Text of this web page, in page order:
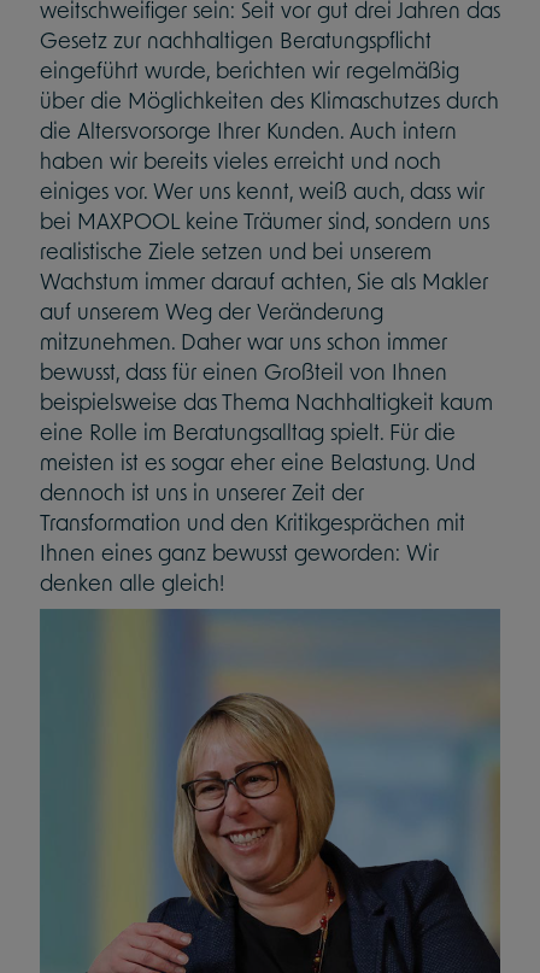
weitschweifiger sein: Seit vor gut drei Jahren das
Gesetz zur nachhaltigen Beratungspflicht
eingeführt wurde, berichten wir regelmäßig
über die Möglichkeiten des Klimaschutzes durch
die Altersvorsorge Ihrer Kunden. Auch intern
haben wir bereits vieles erreicht und noch
einiges vor. Wer uns kennt, weiß auch, dass wir
bei MAXPOOL keine Träumer sind, sondern uns
realistische Ziele setzen und bei unserem
Wachstum immer darauf achten, Sie als Makler
auf unserem Weg der Veränderung
mitzunehmen. Daher war uns schon immer
bewusst, dass für einen Großteil von Ihnen
beispielsweise das Thema Nachhaltigkeit kaum
eine Rolle im Beratungsalltag spielt. Für die
meisten ist es sogar eher eine Belastung. Und
dennoch ist uns in unserer Zeit der
Transformation und den Kritikgesprächen mit
Ihnen eines ganz bewusst geworden: Wir
denken alle gleich!